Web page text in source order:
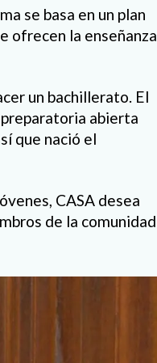
se basa en un plan
ofrecen la enseñanza
un bachillerato. El
abierta
que nació el
CASA desea
de la comunidad